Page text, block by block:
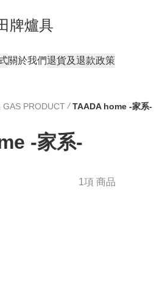
牌爐具
關於我們退貨及退款政策
GAS PRODUCT / TAADA home -家系-
-家系-
1項 商品